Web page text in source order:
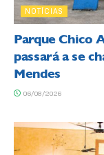
NOTÍCIAS
Parque Chico
passará a se
Mendes
06/08/2026